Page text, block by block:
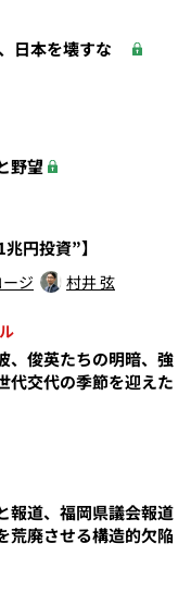
、日本を壊すな
野望
円投資”】
ジ 村井 弦
、俊英たちの明暗、強
代交代の季節を迎えた
報道、福岡県議会報道
荒廃させる構造的欠陥